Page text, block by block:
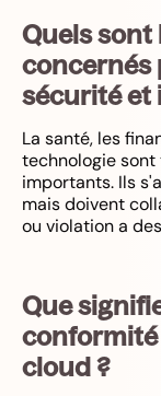
Quels sont
concernés
sécurité et
La santé, les
technologie sont
importants. Ils
mais doivent
ou violation a
Que
cloud ?